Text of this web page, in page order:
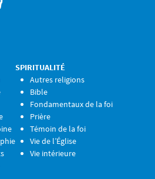
SPIRITUALITÉ
Autres religions
Bible
Fondamentaux de la foi
Prière
Témoin de la foi
Vie de l’Église
Vie intérieure